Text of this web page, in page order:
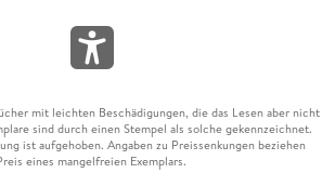
mit leichten Beschädigungen, die das Lesen aber nicht
sind durch einen Stempel als solche gekennzeichnet.
ist aufgehoben. Angaben zu Preissenkungen beziehen
eines mangelfreien Exemplars.